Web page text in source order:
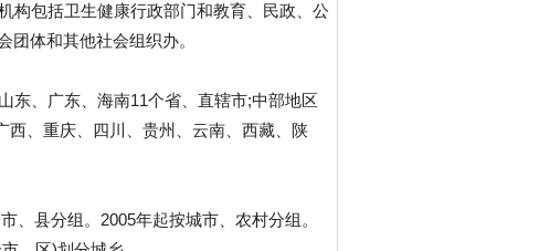
构包括卫生健康行政部门和教育、民政、公
体和其他社会组织办。
东、广东、海南11个省、直辖市;中部地区
西、重庆、四川、贵州、云南、西藏、陕
、县分组。2005年起按城市、农村分组。